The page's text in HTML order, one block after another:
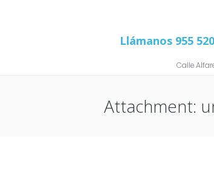
Llámanos 955
Calle
Attachment: